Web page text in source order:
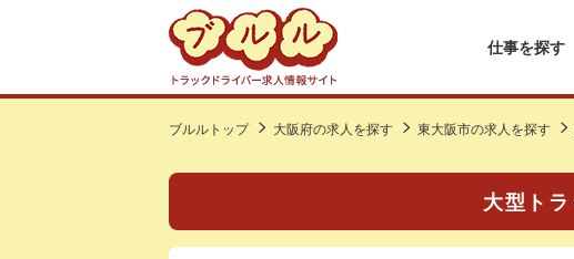
仕事を探す
ブルルトップ 大阪府の求人を探す 東大阪市の求人を探す
大型ト